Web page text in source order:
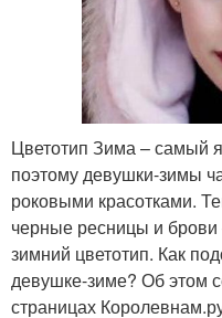
Цветотип Зима – самый
поэтому девушки-зимы
роковыми красотками.
черные ресницы и брови
зимний цветотип. Как
девушке-зиме? Об этом
страницах